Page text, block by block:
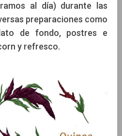
al día) durante las
preparaciones como
de fondo, postres e
y refresco.